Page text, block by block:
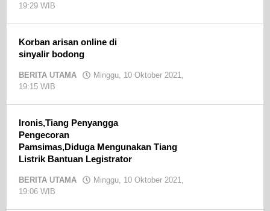
19:29 WIB
Korban arisan online di
sinyalir bodong
BERITA UTAMA
Minggu, 10 Oktober 2021,
19:15 WIB
Ironis,Tiang Penyangga
Pengecoran
Pamsimas,Diduga Mengunakan Tiang
Listrik Bantuan Legistrator
BERITA UTAMA
Minggu, 10 Oktober 2021,
19:06 WIB